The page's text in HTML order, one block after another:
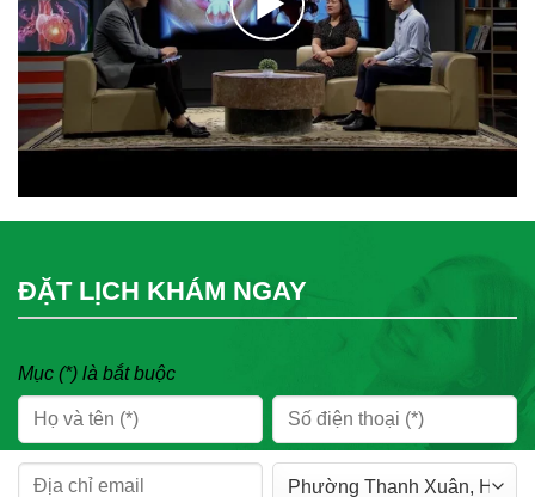
ĐẶT LỊCH KHÁM NGAY
Mục (*) là bắt buộc